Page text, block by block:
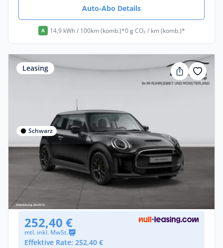
Auto-Abo Details
A 14,9 kWh / 100km (komb.)*0 g CO₂ / km (komb.)*
Leasing
Schwarz
Privat & Gewerbe
MINI Cooper SE
Elektro •
102 PS (75 kW)
Gebraucht
(26.757 km)
252,40 €
mtl. inkl. MwSt.
Effektive Rate: 252,40 €